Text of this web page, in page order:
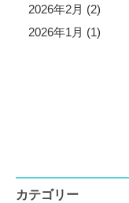
2026年2月 (2)
2026年1月 (1)
カテゴリー